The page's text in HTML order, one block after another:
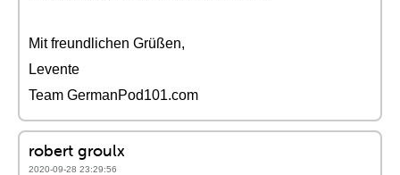
Mit freundlichen Grüßen,
Levente
Team GermanPod101.com
robert groulx
2020-09-28 23:29:56